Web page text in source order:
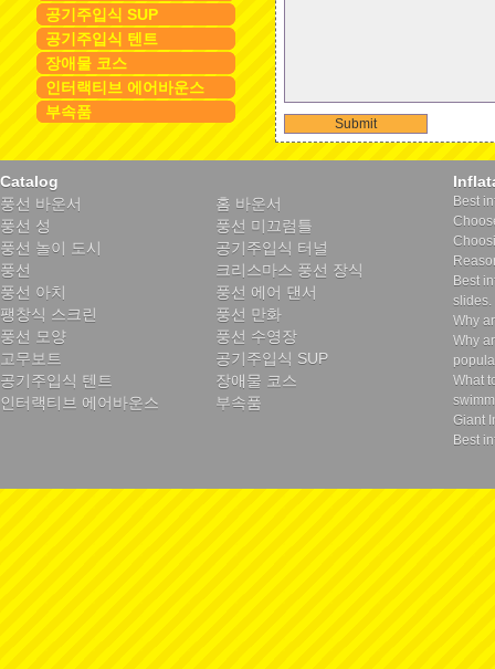
공기주입식 SUP
공기주입식 텐트
장애물 코스
인터랙티브 에어바운스
부속품
Submit
Catalog
풍선 바운서
홈 바운서
풍선 성
풍선 미끄럼틀
풍선 놀이 도시
공기주입식 터널
풍선
크리스마스 풍선 장식
풍선 아치
풍선 에어 댄서
팽창식 스크린
풍선 만화
풍선 모양
풍선 수영장
고무보트
공기주입식 SUP
공기주입식 텐트
장애물 코스
인터랙티브 에어바운스
부속품
Best
Best
slides.
Why
Why
What
Giant
Best